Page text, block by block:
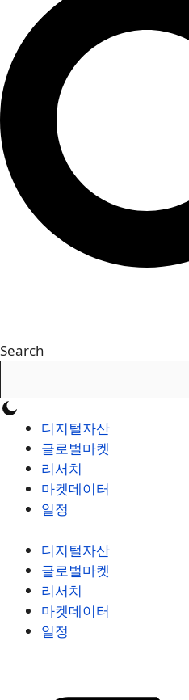
Search
디지털자산
글로벌마켓
리서치
마켓데이터
일정
디지털자산
글로벌마켓
리서치
마켓데이터
일정